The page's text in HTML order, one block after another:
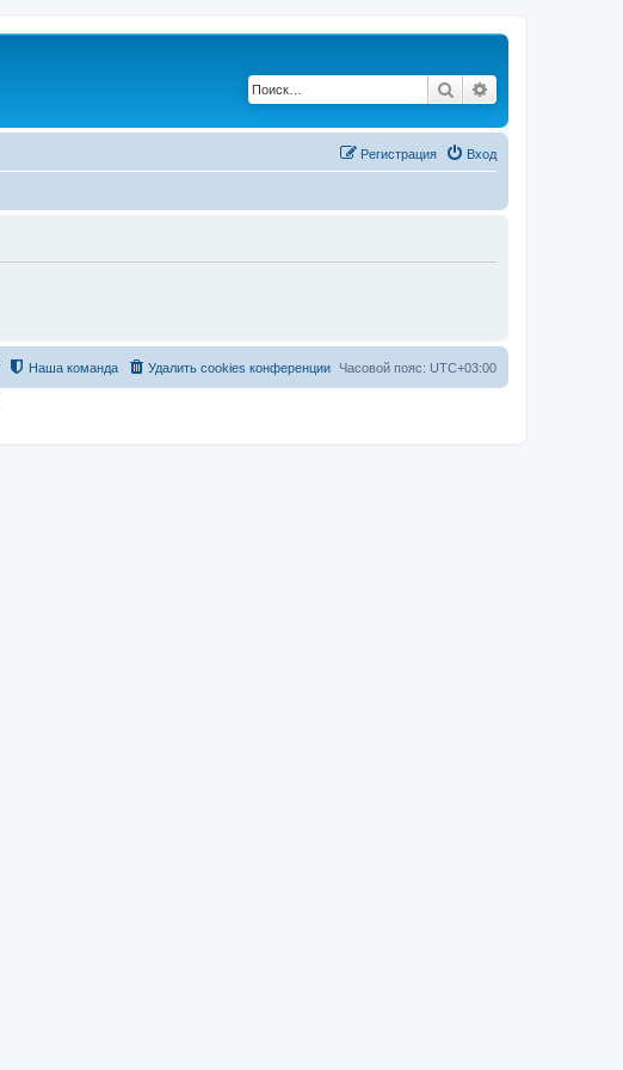
Поиск
Вход
Регистрация
Часовой пояс: UTC+03:00
Удалить cookies конференции
Наша команда